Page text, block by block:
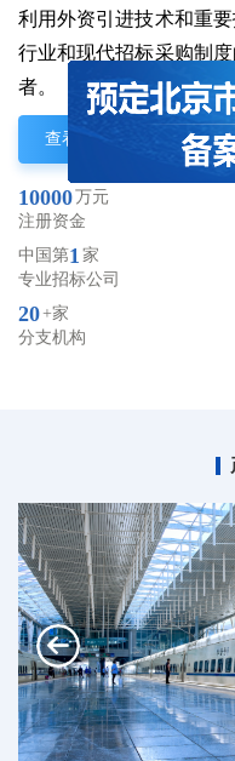
利用外资引进技术和重
行业和现代招标采购制
者。
查看更多
10000万元
注册资金
中国第1 家
专业招标公司
20+家
分支机构